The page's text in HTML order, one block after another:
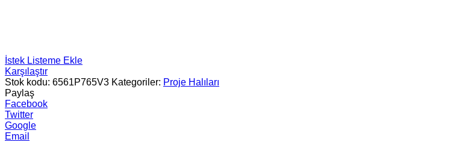
İstek Listeme Ekle
Karşılaştır
Stok kodu: 6561P765V3 Kategoriler: Proje Halıları
Paylaş
Facebook
Twitter
Google
Email